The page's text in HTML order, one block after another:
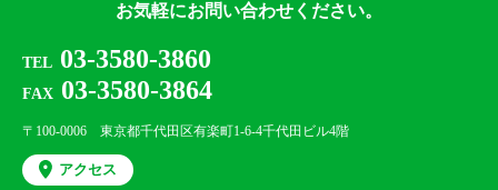
お気軽にお問い合わせください。
TEL 03-3580-3860
FAX 03-3580-3864
〒100-0006 東京都千代田区有楽町1-6-4千代田ビル4階
アクセス